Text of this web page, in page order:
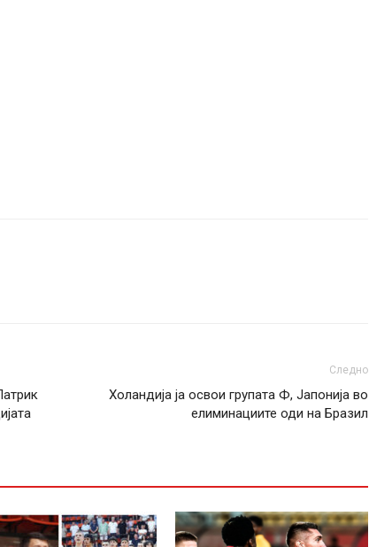
Следно
Холандија ја освои групата Ф, Јапонија во
елиминациите оди на Бразил